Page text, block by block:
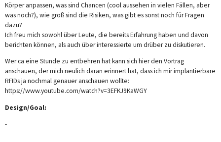
Körper anpassen, was sind Chancen (cool aussehen in vielen Fällen, aber
was noch?), wie groß sind die Risiken, was gibt es sonst noch für Fragen
dazu?
Ich freu mich sowohl über Leute, die bereits Erfahrung haben und davon
berichten können, als auch über interessierte um drüber zu diskutieren.
Wer ca eine Stunde zu entbehren hat kann sich hier den Vortrag
anschauen, der mich neulich daran erinnert hat, dass ich mir implantierbare
RFIDs ja nochmal genauer anschauen wollte:
https://www.youtube.com/watch?v=3EFKJ9KaWGY
Design/Goal:
-
12am
1am
2am
3am